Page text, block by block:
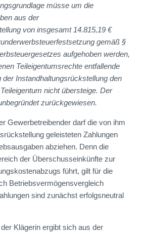
müsse um die
aus der
von insgesamt 14.815,19 €
gemäß §
aufgehoben werden,
Teileigentumsrechte entfallende
der Instandhaltungsrückstellung den
nicht übersteige. Der
zurückgewiesen.
Gewerbetreibender darf die von ihm
geleisteten Zahlungen
abziehen. Denn die
der Überschusseinkünfte zur
führt, gilt für die
Betriebsvermögensvergleich
sind zunächst erfolgsneutral
Klägerin ergibt sich aus der